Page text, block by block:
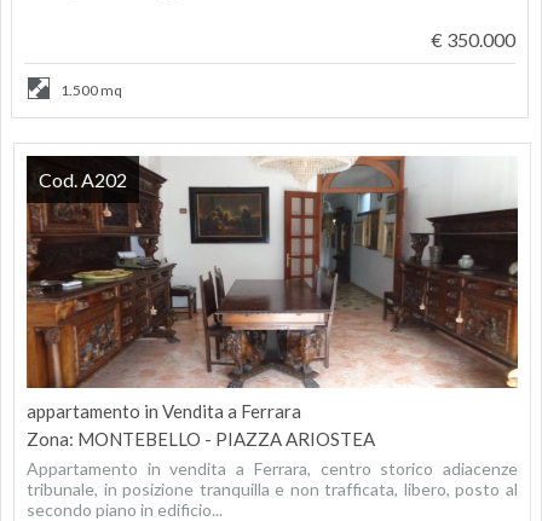
€ 350.000
1.500 mq
appartamento in Vendita a Ferrara
Zona: MONTEBELLO - PIAZZA ARIOSTEA
Appartamento in vendita a Ferrara, centro storico adiacenze
tribunale, in posizione tranquilla e non trafficata, libero, posto al
secondo piano in edificio...
Cod. A202